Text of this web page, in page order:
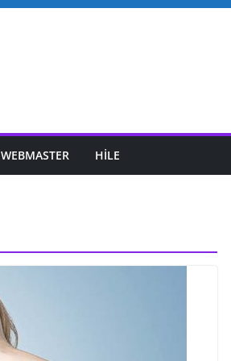
WEBMASTER HILE